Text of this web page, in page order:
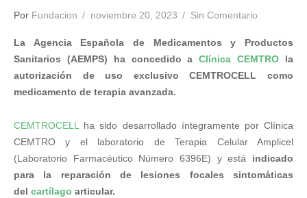
Por Fundacion noviembre 20, 2023 Sin Comentario
La Agencia Española de Medicamentos y Productos
Sanitarios (AEMPS) ha concedido aClínica CEMTRO la
autorización de uso exclusivo CEMTROCELL como
medicamento de terapia avanzada.
CEMTROCELL
ha sido desarrollado íntegramente por Clínica
CEMTRO y el laboratorio de Terapia Celular Amplicel
(Laboratorio Farmacéutico Número 6396E) y está indicado
para la reparación de lesiones focales sintomáticas
del cartílago articular.